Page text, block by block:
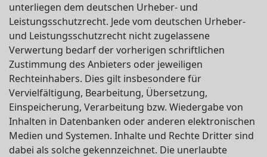
unterliegen dem deutschen Urheber- und
Leistungsschutzrecht. Jede vom deutschen Urheber-
und Leistungsschutzrecht nicht zugelassene
Verwertung bedarf der vorherigen schriftlichen
Zustimmung des Anbieters oder jeweiligen
Rechteinhabers. Dies gilt insbesondere für
Vervielfältigung, Bearbeitung, Übersetzung,
Einspeicherung, Verarbeitung bzw. Wiedergabe von
Inhalten in Datenbanken oder anderen elektronischen
Medien und Systemen. Inhalte und Rechte Dritter sind
dabei als solche gekennzeichnet. Die unerlaubte